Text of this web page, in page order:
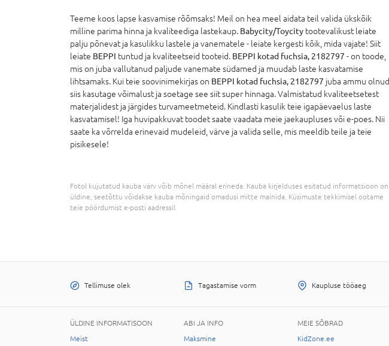
Teeme koos lapse kasvamise rõõmsaks! Meil on hea meel aidata teil valida ükskõik
milline parima hinna ja kvaliteediga lastekaup. Babycity/Toycity tootevalikust leiate
palju põnevat ja kasulikku lastele ja vanematele - leiate kergesti kõik, mida vajate! Siit
leiate BEPPI tuntud ja kvaliteetseid tooteid. BEPPI kotad fuchsia, 2182797 - on toode,
mis on juba vallutanud paljude vanemate südamed ja muudab laste kasvatamise
lihtsamaks. Kui teie soovinimekirjas on BEPPI kotad fuchsia, 2182797 juba ammu olnud,
siis kasutage võimalust ja soetage see siit super hinnaga. Valmistatud kvaliteetsetest
materjalidest ja järgides turvameetmeteid. Kindlasti kasulik teie igapäevaelus laste
kasvatamisel! Iga huvipakkuvat toodet saate vaadata meie jaekaupluses või e-poes. Nii
saate ka võrrelda erinevaid mudeleid, värve ja valida selle, mis meeldib teile ja teie
pisikesele!
Fotol kujutatud kauba värv võib mõnel määral erineda. Kauba kirjelduses esitatud informatsioon on
üldine, seetõttu võidakse kauba mõningaid omadusi mitte mainida. Küsimuste tekkimisel ootame
teie pöördumist e-posti aadressil
Tellimuse olek Tagastamise vorm Kaupluse tööaeg
ÜLDINE INFORMATISOON
Meist
ABI JA INFO
Maksmine
MEIE SÕBRAD
KidZone.ee